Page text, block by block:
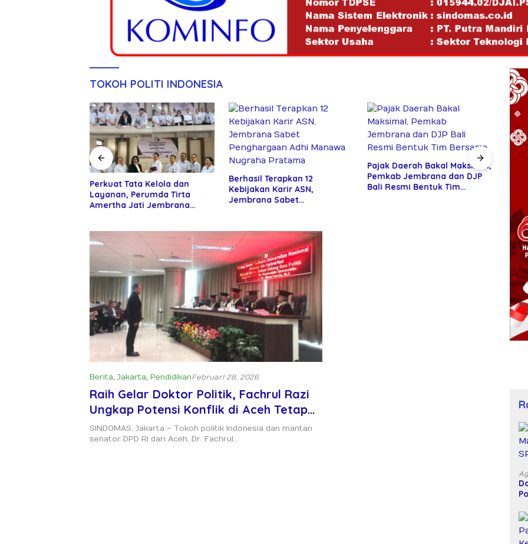
TOKOH POLITI INDONESIA
Perkuat Tata Kelola dan
Layanan, Perumda Tirta
Amertha Jati Jembrana
Berhasil Terapkan 12
Kebijakan Karir ASN,
Jembrana Sabet
Pajak Daerah Bakal Maksimal,
Pemkab Jembrana dan DJP
Bali Resmi Bentuk Tim
Berita, Jakarta, PendidikanFebruari 28, 2026
Raih Gelar Doktor Politik, Fachrul Razi
Ungkap Potensi Konflik di Aceh Tetap
Tinggi
SINDOMAS, Jakarta – Tokoh politik Indonesia dan mantan
senator DPD RI dari Aceh, Dr. Fachrul…